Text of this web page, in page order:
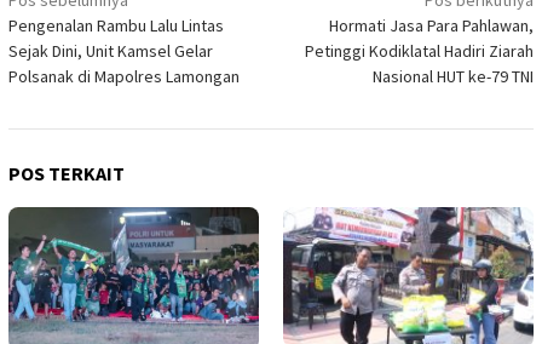
pos
Pengenalan Rambu Lalu Lintas
Sejak Dini, Unit Kamsel Gelar
Polsanak di Mapolres Lamongan
Hormati Jasa Para Pahlawan,
Petinggi Kodiklatal Hadiri Ziarah
Nasional HUT ke-79 TNI
POS TERKAIT